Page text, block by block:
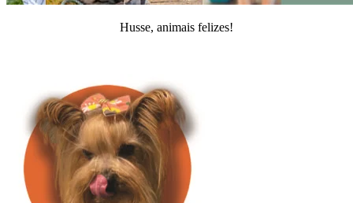
Husse, animais felizes!